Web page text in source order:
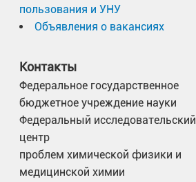
пользования и УНУ
Объявления о вакансиях
Контакты
Федеральное государственное
бюджетное учреждение науки
Федеральный исследовательский
центр
проблем химической физики и
медицинской химии